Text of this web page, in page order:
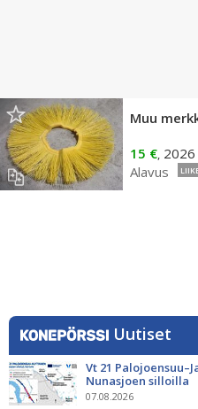
15 €, 2026
Alavus
Uutiset
Vt 21
Nunasjoen silloilla
07.08.2026